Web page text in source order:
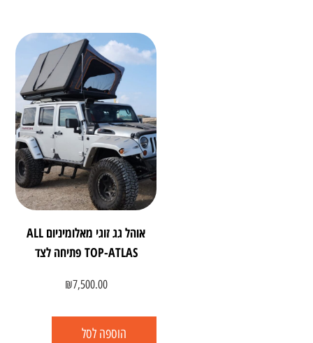
אוהל גג זוגי מאלומיניום ALL
TOP-ATLAS פתיחה לצד
₪7,500.00
הוספה לסל